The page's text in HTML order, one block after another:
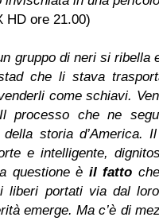
HD ore 21.00)
gruppo di neri si ribella
che li stava
come schiavi.
processo che ne
della storia d’America.
e intelligente,
questione è il fatto
liberi portati via dal
emerge. Ma c’è di